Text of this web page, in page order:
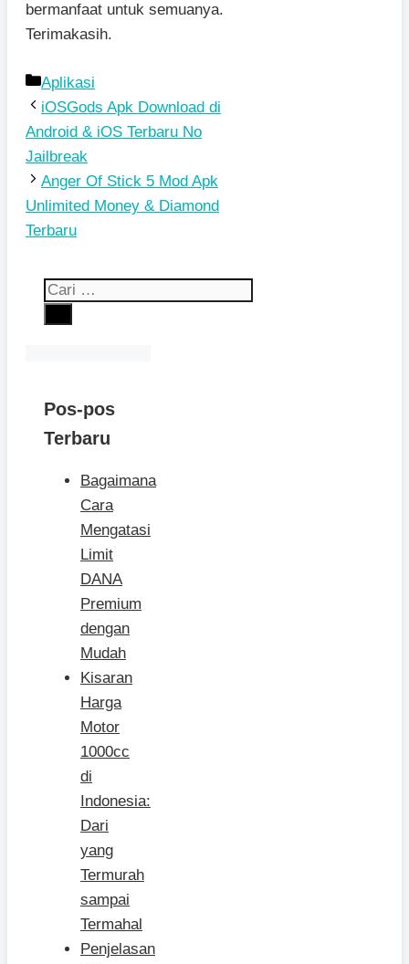
bermanfaat untuk semuanya.
Terimakasih.
Kategori
Aplikasi
iOSGods Apk Download di
Android & iOS Terbaru No
Jailbreak
Anger Of Stick 5 Mod Apk
Unlimited Money & Diamond
Terbaru
Cari
Pos-pos
Terbaru
Bagaimana
Cara
Mengatasi
Limit
DANA
Premium
dengan
Mudah
Kisaran
Harga
Motor
1000cc
di
Indonesia:
Dari
yang
Termurah
sampai
Termahal
Penjelasan